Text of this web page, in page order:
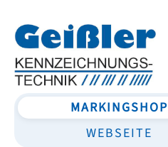
MARKINGSHOP
WEBSEITE